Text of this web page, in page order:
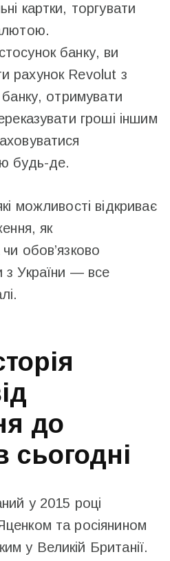
картки, торгувати
банку, ви
рахунок Revolut з
банку, отримувати
гроші іншим
будь-де.
можливості відкриває
як
обов’язково
з України — все
до
сьогодні
у 2015 році
та росіянином
у Великій Британії.